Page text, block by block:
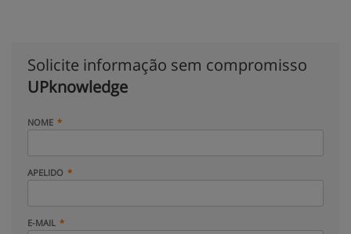
Solicite informação sem compromisso
UPknowledge
NOME
APELIDO
E-MAIL